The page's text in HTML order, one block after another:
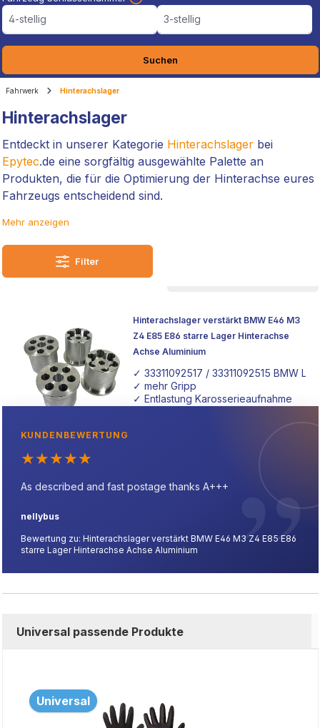
4-stellig
3-stellig
Suchen
Fahrwerk Hinterachslager
Hinterachslager
Entdeckt in unserer Kategorie Hinterachslagerbei
Epytec.de eine sorgfältig ausgewählte Palette an
Produkten, die für die Optimierung der Hinterachse eures
Fahrzeugs entscheidend sind.
Als Autoliebhaber, die sich auf den Verkauf von qualitativ
hochwertigen Fahrzeugteilen spezialisiert haben, legen
wir großen Wert darauf, euch Artikel anzubieten, die nicht
nur durch ihre Passgenauigkeit überzeugen, sondern
Unser Angebot umfasst eine Vielzahl von
Hinterachslagern, die speziell für diverse Automodelle
ausgewählt wurden. Mit dem Fokus auf Langlebigkeit und
Performance unterstützen wir euch dabei, euer Fahrzeug
optimal zu warten und aufzurüsten.
Mehr anzeigen
Filter
Hinterachslager verstärkt BMW E46 M3
Z4 E85 E86 starre Lager Hinterachse
Achse Aluminium
✓ 33311092517 / 33311092515 BMW
✓ mehr Gripp
✓ Entlastung Karosserieaufnahme
KUNDENBEWERTUNG
★★★★★
As described and fast postage thanks A+++
nellybus
Bewertung zu: Hinterachslager verstärkt BMW E46 M3 Z4 E85 E86
starre Lager Hinterachse Achse Aluminium
Universal passende Produkte
Universal